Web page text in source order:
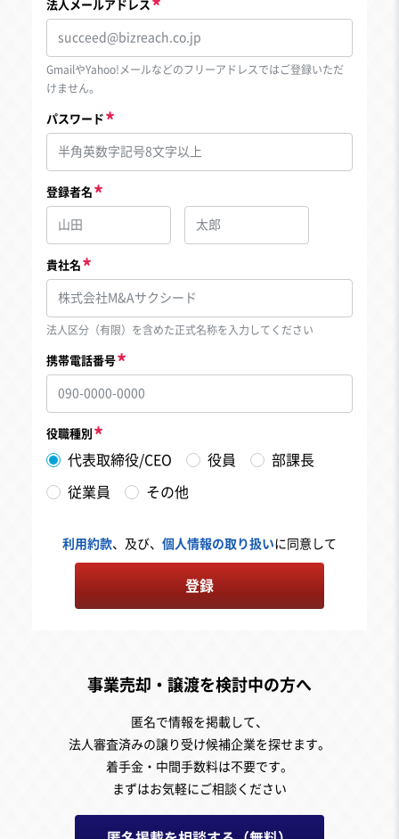
法人メールアドレス
GmailやYahoo!メールなどのフリーアドレスではご登録いただ
けません。
パスワード
登録者名
貴社名
法人区分（有限）を含めた正式名称を入力してください
携帯電話番号
役職種別
代表取締役/CEO 役員 部課長
従業員 その他
利用約款、及び、 個人情報の取り扱いに同意して
登録
事業売却・譲渡を検討中の方へ
匿名で情報を掲載して、
法人審査済みの譲り受け候補企業を探せます。
着手金・中間手数料は不要です。
まずはお気軽にご相談ください